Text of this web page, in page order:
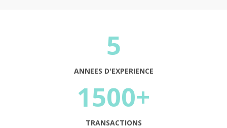
5
ANNEES D'EXPERIENCE
1500+
TRANSACTIONS